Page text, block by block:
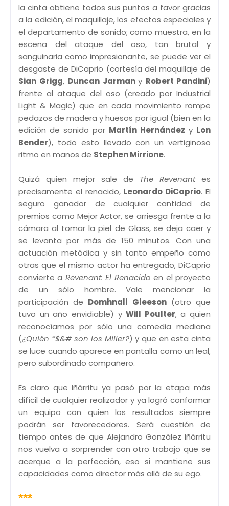
la cinta obtiene todos sus puntos a favor gracias
a la edición, el maquillaje, los efectos especiales y
el departamento de sonido; como muestra, en la
escena del ataque del oso, tan brutal y
sanguinaria como impresionante, se puede ver el
desgaste de DiCaprio (cortesía del maquillaje de
Sian Grigg, Duncan Jarman y Robert Pandini)
frente al ataque del oso (creado por Industrial
Light & Magic) que en cada movimiento rompe
pedazos de madera y huesos por igual (bien en la
edición de sonido por Martín Hernández y Lon
Bender), todo esto llevado con un vertiginoso
ritmo en manos de Stephen Mirrione.
Quizá quien mejor sale de The Revenantes
precisamente el renacido, Leonardo DiCaprio. El
seguro ganador de cualquier cantidad de
premios como Mejor Actor, se arriesga frente a la
cámara al tomar la piel de Glass, se deja caer y
se levanta por más de 150 minutos. Con una
actuación metódica y sin tanto empeño como
otras que el mismo actor ha entregado, DiCaprio
convierte a Revenant: El Renacido en el proyecto
de un sólo hombre. Vale mencionar la
participación de Domhnall Gleeson(otro que
tuvo un año envidiable) yWill Poulter, a quien
reconocíamos por sólo una comedia mediana
(¿Quién *$&# son los Miller?) y que en esta cinta
se luce cuando aparece en pantalla como un leal,
pero subordinado compañero.
Es claro que Iñárritu ya pasó por la etapa más
difícil de cualquier realizador y ya logró conformar
un equipo con quien los resultados siempre
podrán ser favorecedores. Será cuestión de
tiempo antes de que Alejandro González Iñárritu
nos vuelva a sorprender con otro trabajo que se
acerque a la perfección, eso si mantiene sus
capacidades como director más allá de su ego.
***